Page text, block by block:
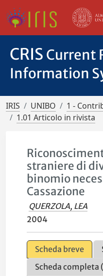
CRIS Current
Information
IRIS UNIBO
1 -
1.01 Articolo in rivista
straniere di
binomio
Cassazione
QUERZOLA, LEA
2004
Scheda breve
Scheda completa